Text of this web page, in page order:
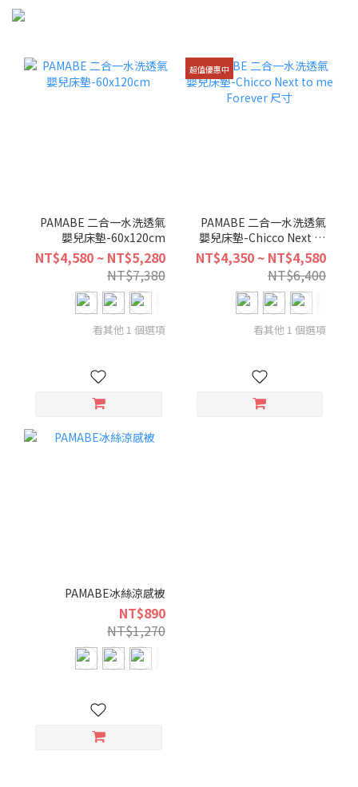
PAMABE 二合一水洗透氣
嬰兒床墊-60x120cm
NT$4,580 ~ NT$5,280
NT$7,380
看其他 1 個選項
超值優惠中
PAMABE 二合一水洗透氣
嬰兒床墊-Chicco Next to
me Forever 尺寸
NT$4,350 ~ NT$4,580
NT$6,400
看其他 1 個選項
PAMABE冰絲涼感被
NT$890
NT$1,270